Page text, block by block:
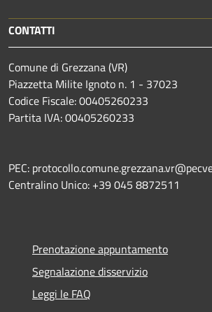
CONTATTI
Comune di Grezzana (VR)
Piazzetta Milite Ignoto n. 1 - 37023
Codice Fiscale: 00405260233
Partita IVA: 00405260233
PEC:
Centralino Unico: +39 045 8872511
Prenotazione appuntamento
Segnalazione disservizio
Leggi le FAQ